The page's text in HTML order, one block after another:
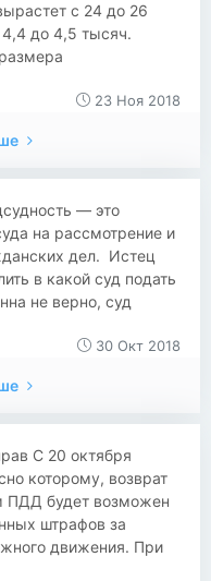
с 24 до 26
до 4,5 тысяч.
23 Ноя 2018
— это
на рассмотрение и
дел. Истец
в какой суд подать
не верно, суд
30 Окт 2018
С 20 октября
которому, возврат
ПДД будет возможен
штрафов за
движения. При